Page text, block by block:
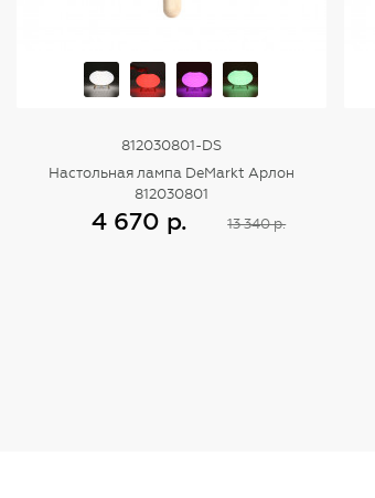
812030801-DS
Настольная лампа DeMarkt Арлон
812030801
4 670 р.
13 340 р.